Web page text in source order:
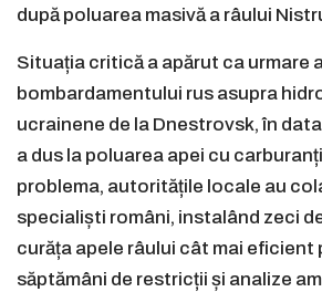
după poluarea masivă a râului
Situația critică a apărut ca urmare
bombardamentului rus asupra
ucrainene de la Dnestrovsk, în
a dus la poluarea apei cu
problema, autoritățile locale au
specialiști români, instalând zeci
curăța apele râului cât mai eficient
săptămâni de restricții și analize